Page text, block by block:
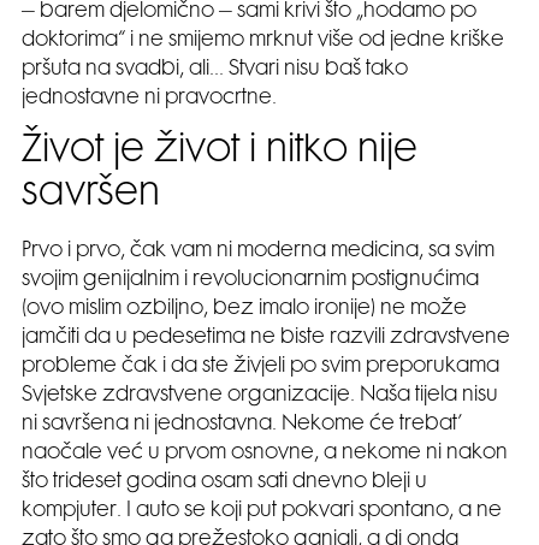
– barem djelomično – sami krivi što „hodamo po
doktorima“ i ne smijemo mrknut više od jedne kriške
pršuta na svadbi, ali… Stvari nisu baš tako
jednostavne ni pravocrtne.
Život je život i nitko nije
savršen
Prvo i prvo, čak vam ni moderna medicina, sa svim
svojim genijalnim i revolucionarnim postignućima
(ovo mislim ozbiljno, bez imalo ironije) ne može
jamčiti da u pedesetima ne biste razvili zdravstvene
probleme čak i da ste živjeli po svim preporukama
Svjetske zdravstvene organizacije. Naša tijela nisu
ni savršena ni jednostavna. Nekome će trebat’
naočale već u prvom osnovne, a nekome ni nakon
što trideset godina osam sati dnevno bleji u
kompjuter. I auto se koji put pokvari spontano, a ne
zato što smo ga prežestoko ganjali, a di onda